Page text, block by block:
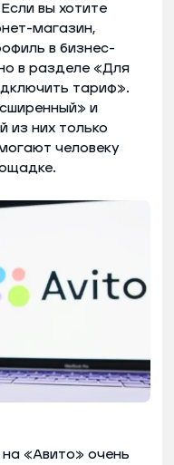
вы хотите
магазин,
в бизнес-
в разделе «Для
тариф».
и
из них только
человеку
«Авито» очень